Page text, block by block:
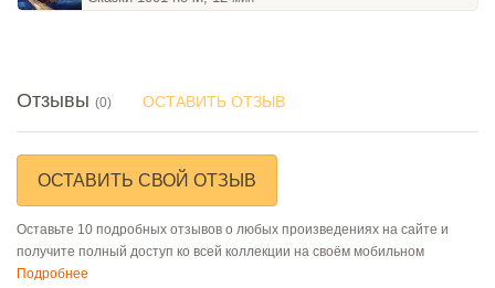
Отзывы (0) ОСТАВИТЬ ОТЗЫВ
ОСТАВИТЬ СВОЙ ОТЗЫВ
Оставьте 10 подробных отзывов о любых произведениях на сайте и
получите полный доступ ко всей коллекции на своём мобильном
Подробнее